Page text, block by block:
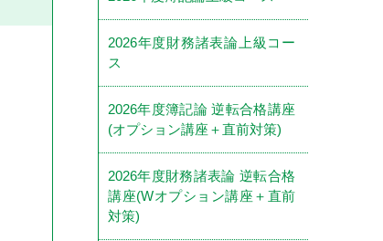
2026年度財務諸表論上級コー
ス
2026年度簿記論 逆転合格講座
(オプション講座＋直前対策)
2026年度財務諸表論 逆転合格
講座(Wオプション講座＋直前
対策)